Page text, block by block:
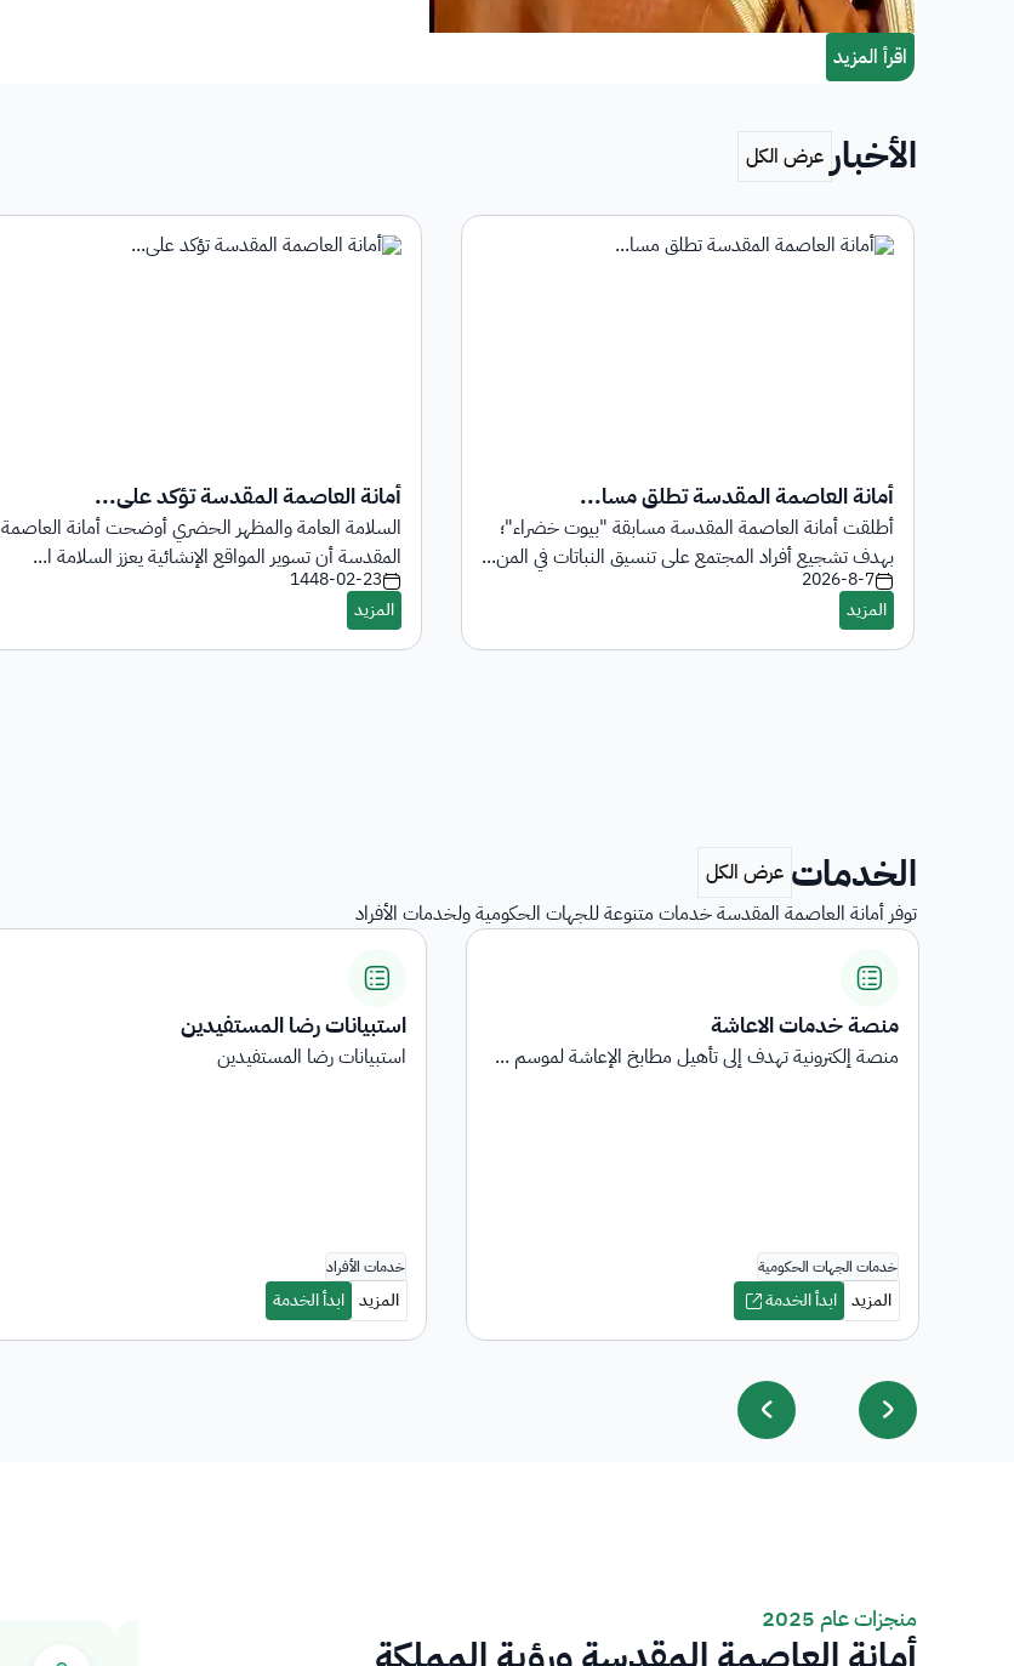
الأخبار
أمانة العاصمة المقدسة تطلق مسا...
أطلقت أمانة العاصمة المقدسة مسابقة "بيوت خضراء"؛
بهدف تشجيع أفراد المجتمع على تنسيق النباتات في المن...
2026-8-7
أمانة العاصمة المقدسة تؤكد على...
السلامة العامة والمظهر الحضري أوضحت أمانة العاصمة
المقدسة أن تسوير المواقع الإنشائية يعزز السلامة ا...
1448-02-23
الخدمات
توفر أمانة العاصمة المقدسة خدمات متنوعة للجهات الحكومية ولخدمات الأفراد
منصة خدمات الاعاشة
منصة إلكترونية تهدف إلى تأهيل مطابخ الإعاشة لموسم ...
استبيانات رضا المستفيدين
استبيانات رضا المستفيدين
منجزات عام 2025